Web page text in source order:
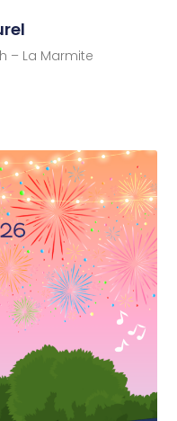
– La Marmite